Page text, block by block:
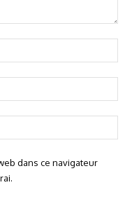
:*
:*
:
dans ce navigateur